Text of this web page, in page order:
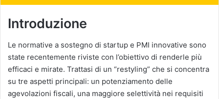
Introduzione
Le normative a sostegno di startup e PMI innovative sono
state recentemente riviste con l’obiettivo di renderle più
efficaci e mirate. Trattasi di un “restyling” che si concentra
su tre aspetti principali: un potenziamento delle
agevolazioni fiscali, una maggiore selettività nei requisiti